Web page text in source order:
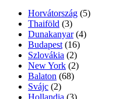
Horvátország (5)
Thaiföld (3)
Dunakanyar (4)
Budapest (16)
Szlovákia (2)
New York (2)
Balaton (68)
Svájc (2)
Hollandia (3)